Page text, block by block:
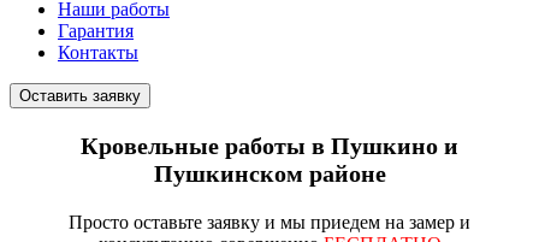
Наши работы
Гарантия
Контакты
Оставить заявку
Кровельные работы в Пушкино и
Пушкинском районе
Просто оставьте заявку и мы приедем на замер и